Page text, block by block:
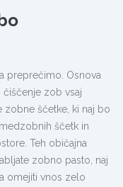
preprečimo. Osnova
zob vsaj
zobne ščetke, ki naj bo
ščetk in
Teh običajna
zobno pasto, naj
omejiti vnos zelo